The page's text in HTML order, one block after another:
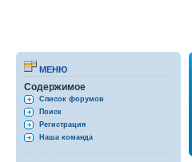
МЕНЮ
Содержимое
Список форумов
Поиск
Регистрация
Наша команда